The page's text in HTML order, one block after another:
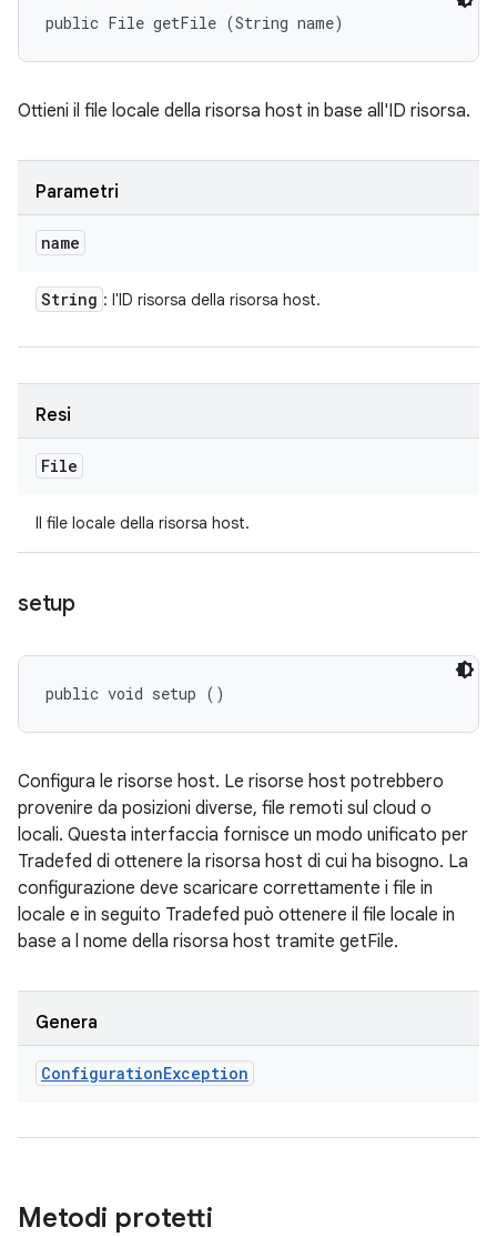
public File getFile (String name)
Ottieni il file locale della risorsa host in base all'ID risorsa.
Parametri
name
String : l'ID risorsa della risorsa host.
Resi
File
Il file locale della risorsa host.
setup
public void setup ()
Configura le risorse host. Le risorse host potrebbero
provenire da posizioni diverse, file remoti sul cloud o
locali. Questa interfaccia fornisce un modo unificato per
Tradefed di ottenere la risorsa host di cui ha bisogno. La
configurazione deve scaricare correttamente i file in
locale e in seguito Tradefed può ottenere il file locale in
base a l nome della risorsa host tramite getFile.
Genera
ConfigurationException
Metodi protetti